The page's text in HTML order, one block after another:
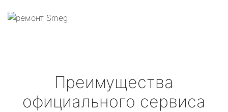
Преимущества
официального сервиса